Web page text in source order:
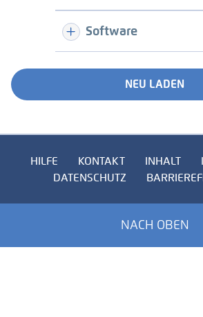
Software
NEU LADEN
HILFE KONTAKT INHALT
DATENSCHUTZ
NACH OBEN